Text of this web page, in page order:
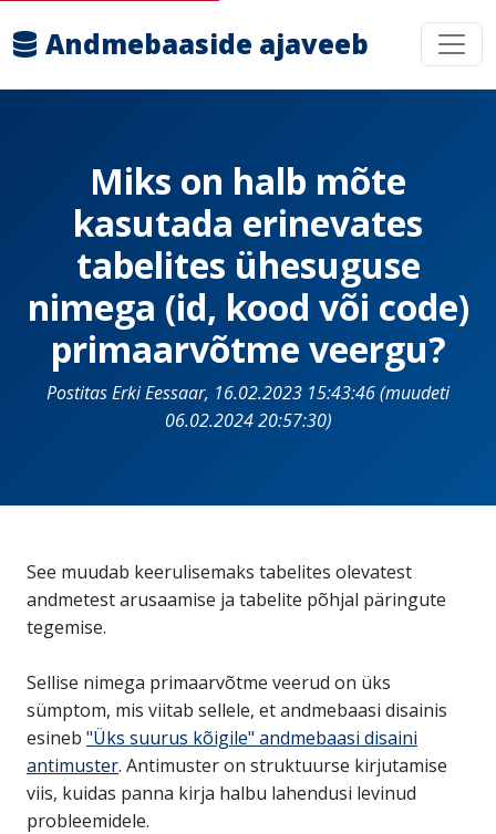
Andmebaaside ajaveeb
Miks on halb mõte
kasutada erinevates
tabelites ühesuguse
nimega (id, kood või code)
primaarvõtme veergu?
Postitas Erki Eessaar, 16.02.2023 15:43:46 (muudeti
06.02.2024 20:57:30)
See muudab keerulisemaks tabelites olevatest
andmetest arusaamise ja tabelite põhjal päringute
tegemise.
Sellise nimega primaarvõtme veerud on üks
sümptom, mis viitab sellele, et andmebaasi disainis
esineb "Üks suurus kõigile" andmebaasi disaini
antimuster. Antimuster on struktuurse kirjutamise
viis, kuidas panna kirja halbu lahendusi levinud
probleemidele.